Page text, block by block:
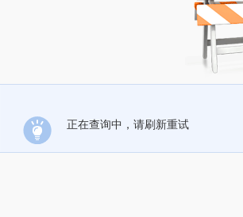
正在查询中，请刷新重试